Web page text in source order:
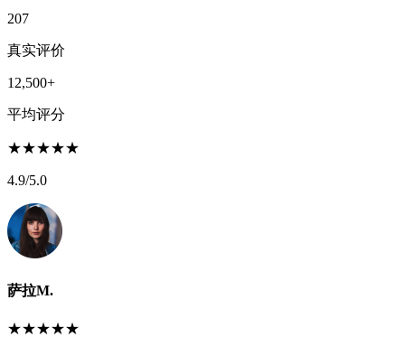
207
真实评价
12,500+
平均评分
★★★★★
4.9/5.0
萨拉M.
★★★★★